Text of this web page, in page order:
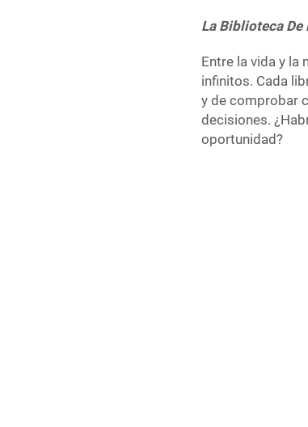
La Biblioteca
Entre la vida y la
infinitos. Cada
y de comprobar
decisiones.
oportunidad?